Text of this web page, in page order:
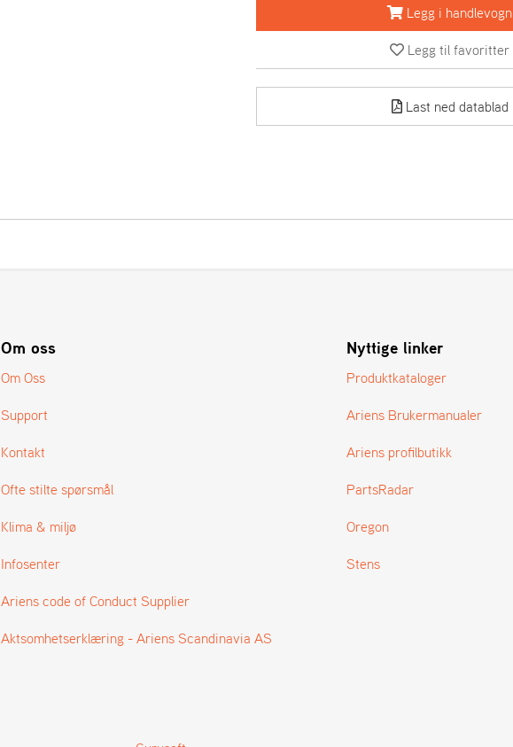
Legg i handlevogn
Legg til favoritter
Last ned datablad
Om oss
Om Oss
Support
Kontakt
Ofte stilte spørsmål
Klima & miljø
Infosenter
Ariens code of Conduct Supplier
Aktsomhetserklæring - Ariens Scandinavia AS
Nyttige linker
Produktkataloger
Ariens Brukermanualer
Ariens profilbutikk
PartsRadar
Oregon
Stens